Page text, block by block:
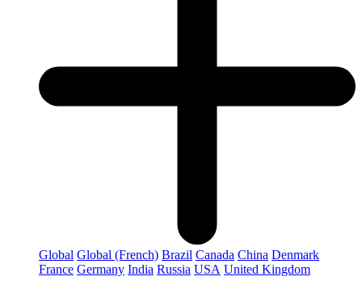
Global Global (French) Brazil Canada China Denmark
France Germany India Russia USA United Kingdom